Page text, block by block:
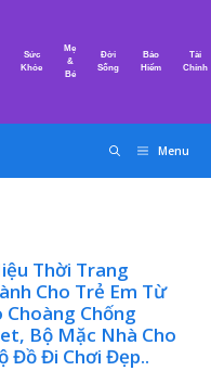
Sức
Khỏe
Mẹ
&
Bé
Đời
Sống
Bảo
Hiểm
Tài
Chính
Menu
Thời Trang
Cho Trẻ Em Từ
Choàng Chống
Bộ Mặc Nhà Cho
Đồ Đi Chơi Đẹp..